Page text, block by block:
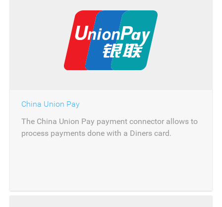
China Union Pay
The China Union Pay payment connector allows to
process payments done with a Diners card.